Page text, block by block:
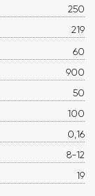
250
219
60
900
50
100
0,16
8-12
19